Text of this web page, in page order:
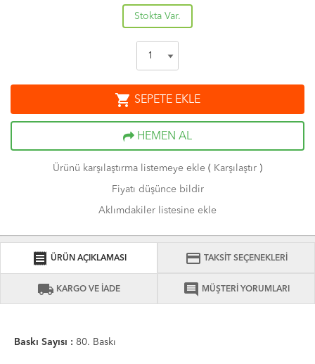
Stokta Var.
shopping_cart SEPETE EKLE
HEMEN AL
Ürünü karşılaştırma listemeye ekle ( Karşılaştır )
Fiyatı düşünce bildir
Aklımdakiler listesine ekle
receipt ÜRÜN AÇIKLAMASI credit_card TAKSİT SEÇENEKLERİ
local_shipping KARGO VE İADE comment MÜŞTERİ YORUMLARI
Baskı Sayısı : 80. Baskı